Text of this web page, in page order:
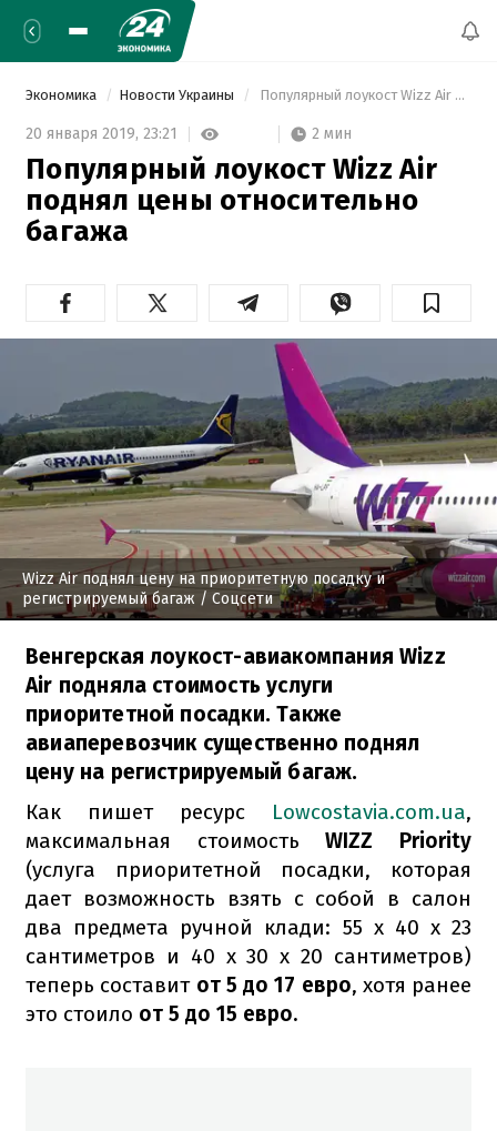
Экономика Новости Украины Популярный лоукост Wizz Air поднял цены относительно багажа
20 января 2019, 23:21 2 мин
Популярный лоукост Wizz Air
поднял цены относительно
багажа
Wizz Air поднял цену на приоритетную посадку и
регистрируемый багаж / Соцсети
Венгерская лоукост-авиакомпания Wizz
Air подняла стоимость услуги
приоритетной посадки. Также
авиаперевозчик существенно поднял
цену на регистрируемый багаж.
Как пишет ресурс Lowcostavia.com.ua,
максимальная стоимостьWIZZ Priority
(услуга приоритетной посадки, которая
дает возможность взять с собой в салон
два предмета ручной клади: 55 x 40 x 23
сантиметров и 40 х 30 х 20 сантиметров)
теперь составит от 5 до 17 евро, хотя ранее
это стоило от 5 до 15 евро.